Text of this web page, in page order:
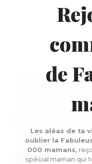
de
Les aléas de ta
oublier la
000 mamans,
spécial maman qui